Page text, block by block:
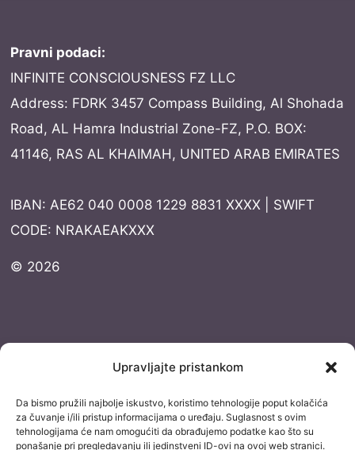
Upravljajte pristankom
Da bismo pružili najbolje iskustvo, koristimo tehnologije poput kolačića
za čuvanje i/ili pristup informacijama o uređaju. Suglasnost s ovim
tehnologijama će nam omogućiti da obrađujemo podatke kao što su
ponašanje pri pregledavanju ili jedinstveni ID-ovi na ovoj web stranici.
Pravni podaci:
INFINITE CONSCIOUSNESS FZ LLC
Address: FDRK 3457 Compass Building, Al Shohada
Road, AL Hamra Industrial Zone-FZ, P.O. BOX:
41146, RAS AL KHAIMAH, UNITED ARAB EMIRATES
IBAN: AE62 040 0008 1229 8831 XXXX | SWIFT
CODE: NRAKAEAKXXX
© 2026
Uvjeti korištenja
Izjava o izuzimanju od odgovornosti